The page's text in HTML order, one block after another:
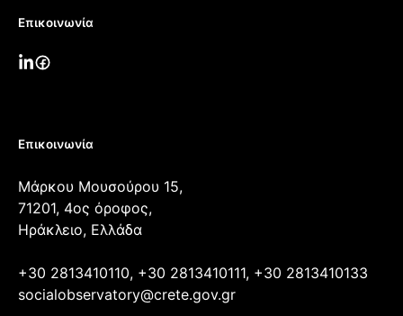
Επικοινωνία
Επικοινωνία
Μάρκου Μουσούρου 15,
71201, 4ος όροφος,
Ηράκλειο, Ελλάδα
+30 2813410110, +30 2813410111, +30 2813410133
socialobservatory@crete.gov.gr